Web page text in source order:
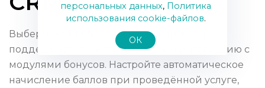
Выберите CRM для стоматологии, которая
поддерживает кастомные поля и интеграцию с
модулями бонусов. Настройте автоматическое
начисление баллов при проведённой услуге,
персональных данных, Политика
использования сookie-файлов.
ОК